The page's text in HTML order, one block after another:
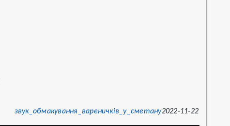
звук_обмакування_вареничків_у_сметану2022-11-22